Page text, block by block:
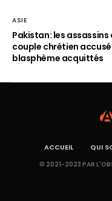
ASIE
Pakistan: les assassins
couple chrétien
blasphème acquittés
ACCUEIL QUI
© 2021-2023 PAR